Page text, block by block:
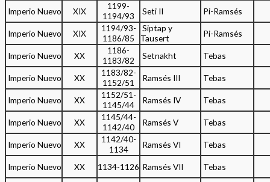
Imperio Nuevo XIX
1199-
1194/93
Seti II Pi-Ramsés
Imperio Nuevo XIX
1194/93-
1186/85
Siptap y
Tausert
Pi-Ramsés
Imperio Nuevo XX
1186-
1183/82
Setnakht Tebas
Imperio Nuevo XX
1183/82-
1152/51
Ramsés III Tebas
Imperio Nuevo XX
1152/51-
1145/44
Ramsés IV Tebas
Imperio Nuevo XX
1145/44-
1142/40
Ramsés V Tebas
Imperio Nuevo XX
1142/40-
1134
Ramsés VI Tebas
Imperio Nuevo XX 1134-1126 Ramsés VII Tebas